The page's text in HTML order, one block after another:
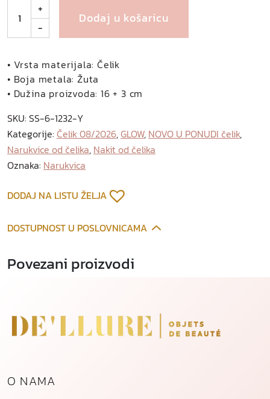
r
e
t
t
n
a
r
u
v
c
d
a
n
+
-
Dodaj u košaricu
• Vrsta materijala: Čelik
• Boja metala: Žuta
• Dužina proizvoda: 16 + 3 cm
SKU: SS-6-1232-Y
Kategorije: Čelik 08/2026,GLOW, NOVO U PONUDI čelik,
Narukvice od čelika, Nakit od čelika
Oznaka: Narukvica
DODAJ NA LISTU ŽELJA
DOSTUPNOST U POSLOVNICAMA
Povezani proizvodi
O NAMA